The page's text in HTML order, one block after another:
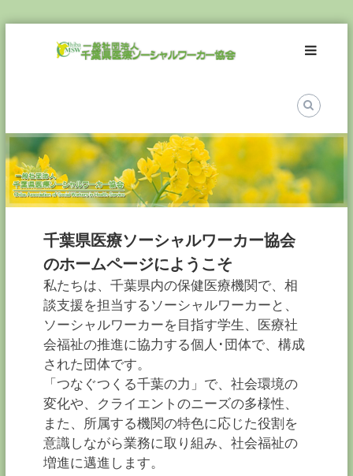
一
般
人
千
葉
県
医
療
ソ
ー
シ
ャ
ル
ワ
ー
カ
ー
協
会
－
つ
千葉県医療ソーシャルワーカー協会
のホームページにようこそ
私たちは、千葉県内の保健医療機関で、相
談支援を担当するソーシャルワーカーと、
ソーシャルワーカーを目指す学生、医療社
会福祉の推進に協力する個人･団体で、構成
された団体です。
「つなぐつくる千葉の力」で、社会環境の
変化や、クライエントのニーズの多様性、
また、所属する機関の特色に応じた役割を
意識しながら業務に取り組み、社会福祉の
増進に邁進します。